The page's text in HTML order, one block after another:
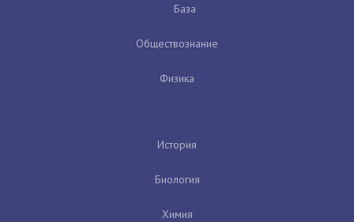
База
Обществознание
Физика
История
Биология
Химия